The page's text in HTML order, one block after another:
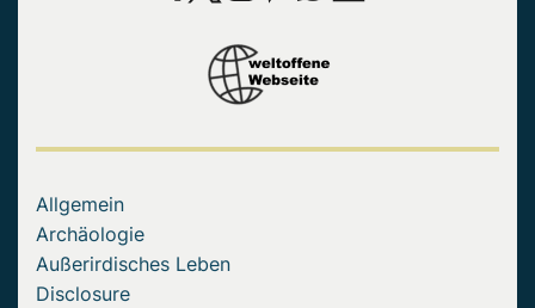
Allgemein
Archäologie
Außerirdisches Leben
Disclosure